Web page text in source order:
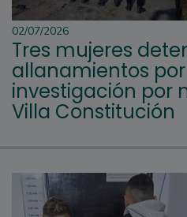
02/07/2026
Tres mujeres
allanamientos
investigación por
Villa Constitución